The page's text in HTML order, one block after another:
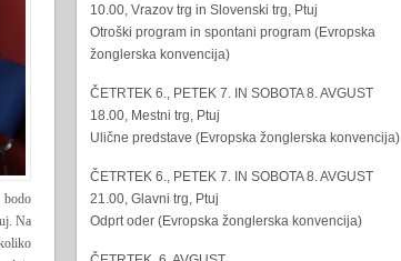
Na
10.00, Vrazov trg in Slovenski trg, Ptuj
Otroški program in spontani program (Evropska
žonglerska konvencija)
ČETRTEK 6., PETEK 7. IN SOBOTA 8. AVGUST
18.00, Mestni trg, Ptuj
Ulične predstave (Evropska žonglerska konvencija)
ČETRTEK 6., PETEK 7. IN SOBOTA 8. AVGUST
21.00, Glavni trg, Ptuj
Odprt oder (Evropska žonglerska konvencija)